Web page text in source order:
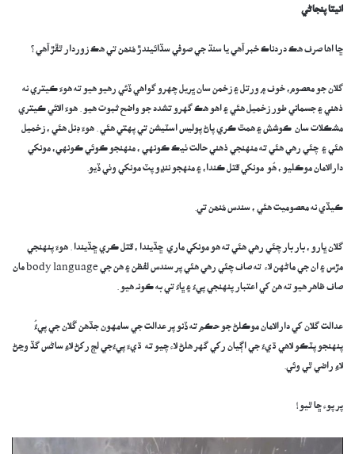
انيتا پنجاڻي
ڇا اها صرف هڪ دردناڪ خبر آهي يا سنڌ جي صوفي سڏائيندڙ مُنھن تي هڪ زوردار ٿڦڙ آهي ؟
گلان جو معصوم، خوف ۾ ورتل ۽ زخمن سان ڀريل چهرو گواهي ڏئي رهيو هيو ته هوءَ ڪيتري نه
ذهني ۽ جسماني طور زخميل هئي ۽ اهو هڪ گهرو تشدد جو واضح ثبوت هيو . هوءَ الائي ڪيتري
مشڪلات سان ڪوشش ۽ همٿ ڪري پاڻ پوليس اسٽيشن تي پهتي هئي . هوءَ ڊنل هئي ، زخميل
هئي ۽ چئي رهي هئي ته منهنجي ذهني حالت ٺيڪ ڪونهي ، منهنجو ڪوئي ڪونهي، مونکي
دارالامان موڪليو ، هُو مونکي قتل ڪندا، ۽ منهجو ننڍو پٽ مونکي وٺي ڏيو.
ڪيڏي نه معصوميت هئي ، سندس مُنھن تي.
گلان ڀارو ، بار بار چئي رهي هئي ته هو مونکي ماري ڇڏيندا ، قتل ڪري ڇڏيندا . هوءَ پنهنجي
مڙس ۽ ان جي ماڻهن لاء ته صاف چئي رهي هئي پر سندس لفظن ۽ هن جي body language مان
صاف ظاهر هيو ته هن کي اعتبار پنهنجي پيءُ ۽ ڀاءُ تي به ڪونہ هيو .
عدالت گلان کي دارالامان موڪلڻ جو حڪم ته ڏنو پر عدالت جي سامهون جڏهن ڱلان جي پيءُُ
پنهنجو پٽڪو لاهي ڌيءُ جي اڳيان رکي گهر هلڻ لاء چيو ته ڌيءَ پيءُجي لڄ رکڻ لاءِ ساڻس گڏ وڃڻ
لاءِ راضي ٿي وئي.
پر پوء ڇا ٿيو !